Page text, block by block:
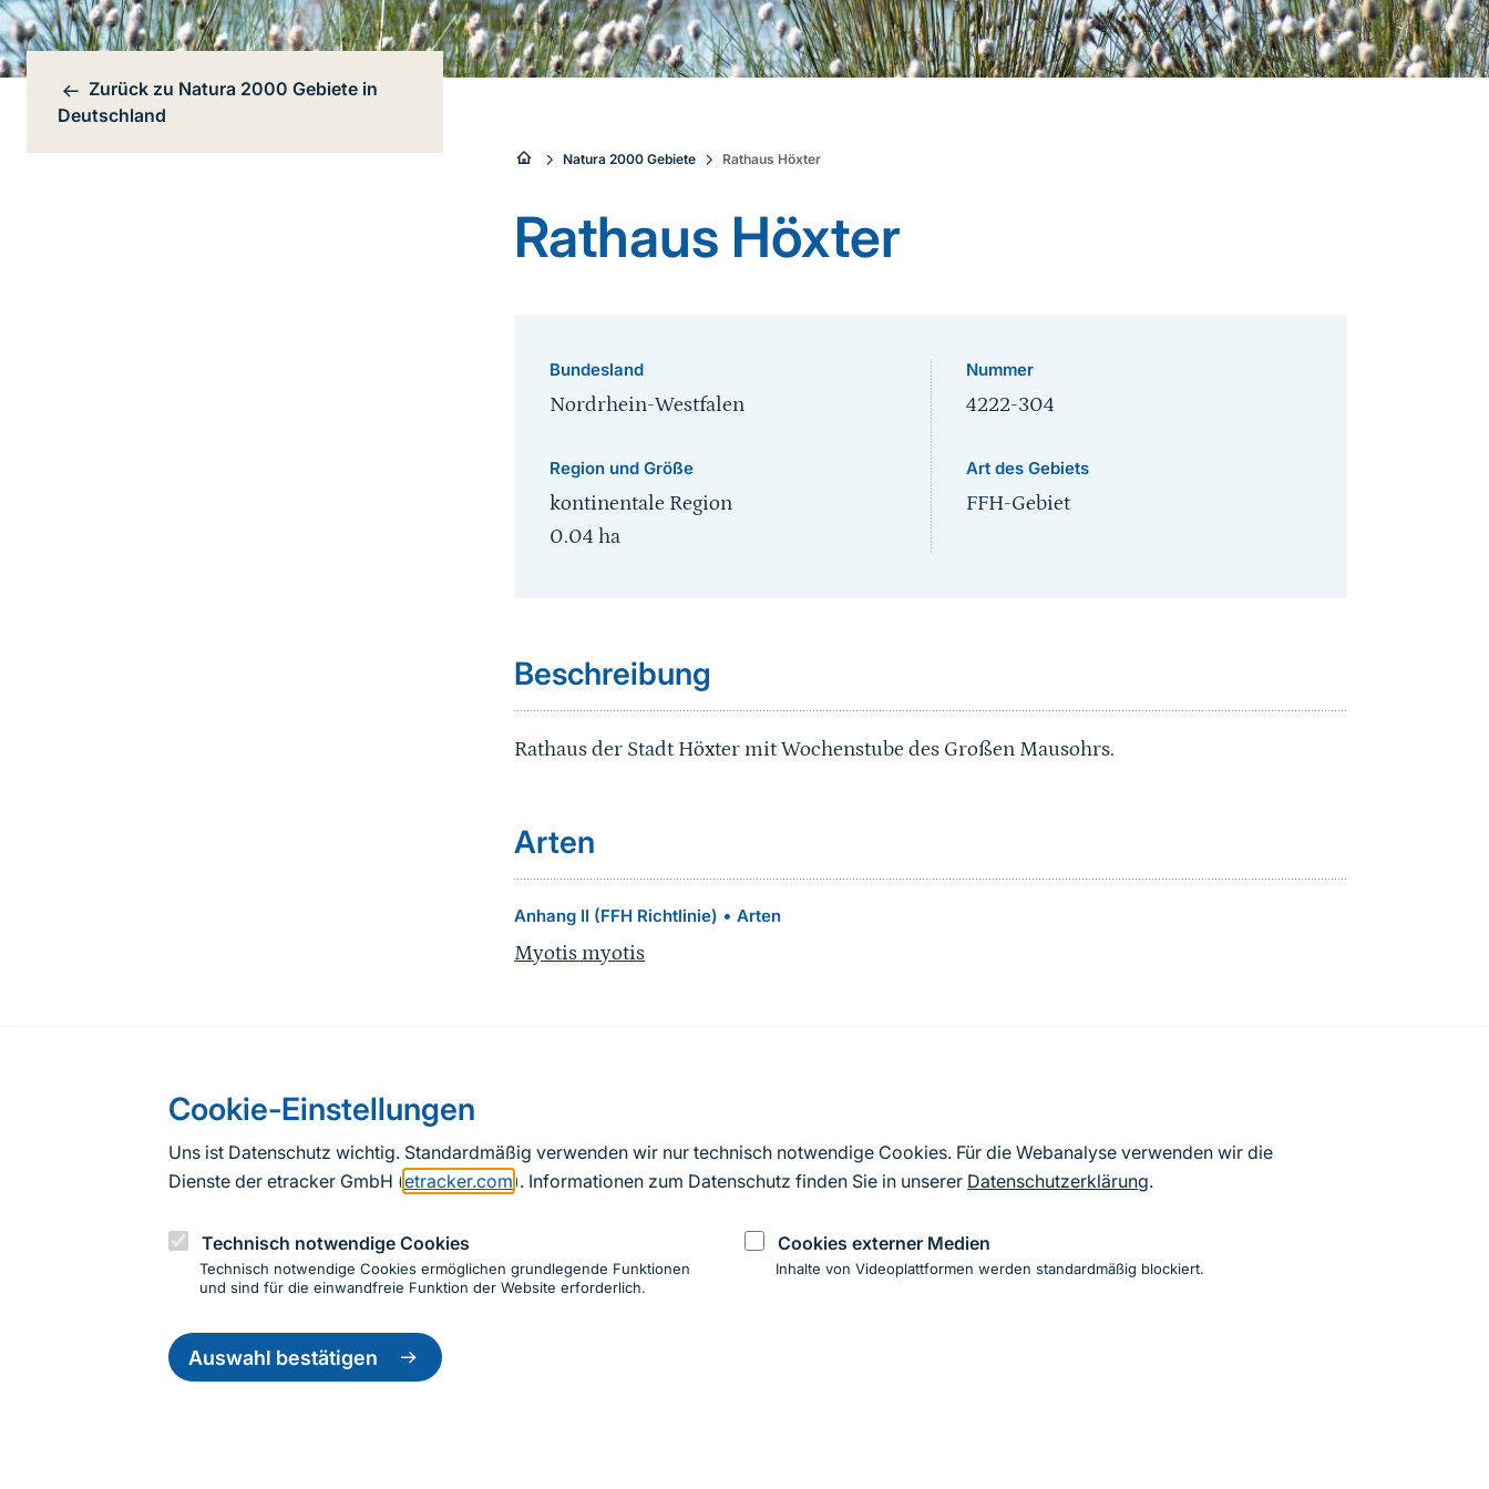
Cookie-Einstellungen
Uns ist Datenschutz wichtig. Standardmäßig verwenden wir nur technisch notwendige Cookies. Für die Webanalyse verwenden wir die
Dienste der etracker GmbH (etracker.com ). Informationen zum Datenschutz finden Sie in unserer Datenschutzerklärung.
Technisch notwendige Cookies
Technisch notwendige Cookies ermöglichen grundlegende Funktionen
und sind für die einwandfreie Funktion der Website erforderlich.
Cookies externer Medien
Inhalte von Videoplattformen werden standardmäßig blockiert.
Auswahl bestätigen
Einwilligung
zurückziehen
Bereichsnavigation
Zurück zu Natura 2000 Gebiete in
Deutschland
Sie
sind
hier:
Natura 2000 Gebiete Rathaus Höxter
Rathaus Höxter
Bundesland
Nordrhein-Westfalen
Region und Größe
kontinentale Region
0.04 ha
Nummer
4222-304
Art des Gebiets
FFH-Gebiet
Beschreibung
Rathaus der Stadt Höxter mit Wochenstube des Großen Mausohrs.
Arten
Anhang II (FFH Richtlinie) • Arten
Myotis myotis
Nach Angaben der an die EU übermittelten Standarddatenbögen Deutschlands (Stand:
2019). Aus besonderen Schutzgründen enthalten die zur Veröffentlichung freigegebenen
Informationen zur Seite